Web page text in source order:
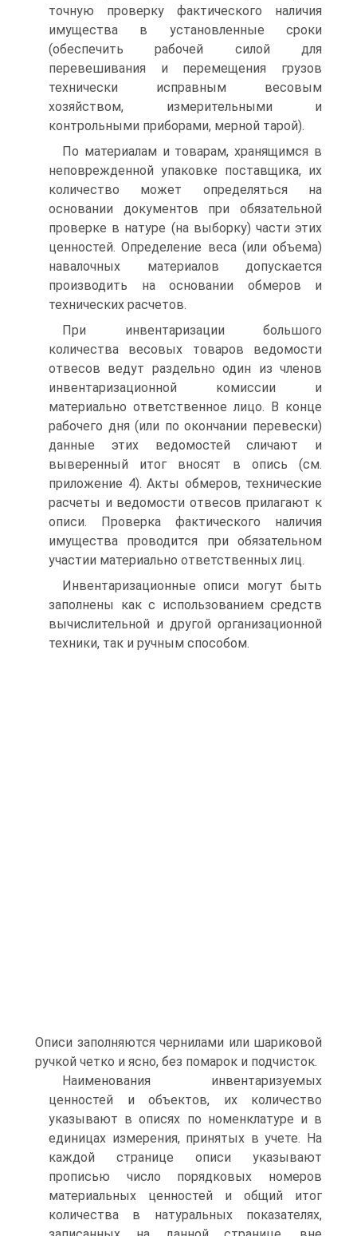
точную проверку фактического наличия
имущества в установленные сроки
(обеспечить рабочей силой для
перевешивания и перемещения грузов
технически исправным весовым
хозяйством, измерительными и
контрольными приборами, мерной тарой).
По материалам и товарам, хранящимся в
неповрежденной упаковке поставщика, их
количество может определяться на
основании документов при обязательной
проверке в натуре (на выборку) части этих
ценностей. Определение веса (или объема)
навалочных материалов допускается
производить на основании обмеров и
технических расчетов.
При инвентаризации большого
количества весовых товаров ведомости
отвесов ведут раздельно один из членов
инвентаризационной комиссии и
материально ответственное лицо. В конце
рабочего дня (или по окончании перевески)
данные этих ведомостей сличают и
выверенный итог вносят в опись (см.
приложение 4). Акты обмеров, технические
расчеты и ведомости отвесов прилагают к
описи. Проверка фактического наличия
имущества проводится при обязательном
участии материально ответственных лиц.
Инвентаризационные описи могут быть
заполнены как с использованием средств
вычислительной и другой организационной
техники, так и ручным способом.
Описи заполняются чернилами или шариковой
ручкой четко и ясно, без помарок и подчисток.
Наименования инвентаризуемых
ценностей и объектов, их количество
указывают в описях по номенклатуре и в
единицах измерения, принятых в учете. На
каждой странице описи указывают
прописью число порядковых номеров
материальных ценностей и общий итог
количества в натуральных показателях,